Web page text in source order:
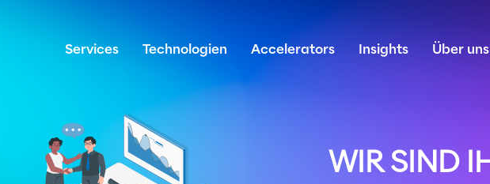
Services Technologien Accelerators Insights Über uns
WIR SIND